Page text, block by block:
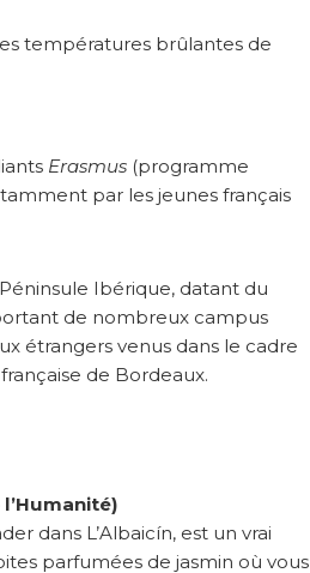
températures brûlantes de
Erasmus (programme
par les jeunes français
Ibérique, datant du
de nombreux campus
étrangers venus dans le cadre
de Bordeaux.
dans L’Albaicín, est un vrai
parfumées de jasmin où vous